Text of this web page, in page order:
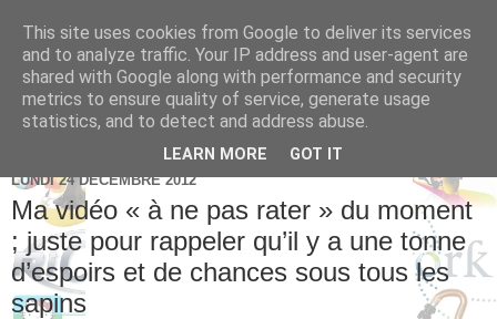
Brice Cornet: serial
entrepreneur hédoniste
LUNDI 24 DÉCEMBRE 2012
Ma vidéo « à ne pas rater » du moment
; juste pour rappeler qu’il y a une tonne
d’espoirs et de chances sous tous les
sapins
This site uses cookies from Google to deliver its services
and to analyze traffic. Your IP address and user-agent are
shared with Google along with performance and security
metrics to ensure quality of service, generate usage
statistics, and to detect and address abuse.
LEARN MORE GOT IT